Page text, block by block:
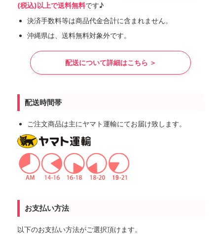
(税込)以上で送料無料です♪
決済手数料等は商品代金合計に含まれません。
沖縄県は、送料無料対象外です。
配送について詳細はこちら ＞
配送時間帯
ご注文商品は主にヤマト運輸にてお届け致します。
お支払い方法
以下のお支払い方法がご選択頂けます。